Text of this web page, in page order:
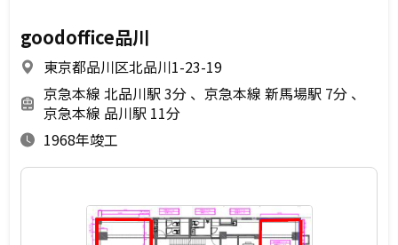
goodoffice品川
東京都品川区北品川1-23-19
京急本線 北品川駅 3分
京急本線 新馬場駅 7分
京急本線 品川駅 11分
1968年竣工